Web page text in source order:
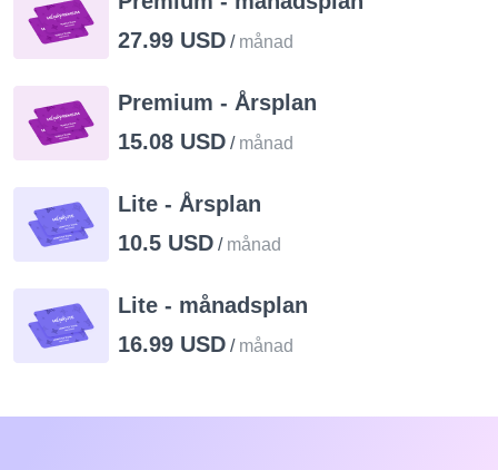
27.99 USD / månad
Premium - Årsplan
15.08 USD / månad
Lite - Årsplan
10.5 USD / månad
Lite - månadsplan
16.99 USD / månad